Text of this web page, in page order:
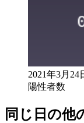
2021年3月
陽性者数
同じ日の他